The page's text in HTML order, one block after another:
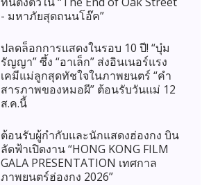
- มหาภัยสุดถนนโอ๊ค”
ปลดล็อกการแสดงในรอบ 10 ปี! “บุ๋ม
รัญญา” ซึ้ง “อาเล็ก” ส่งอินเนอร์แรง
เคมีแม่ลูกสุดทัชใจในภาพยนตร์ “คำ
สารภาพของหมอผี” ต้อนรับวันแม่ 12
ส.ค.นี้
ต้อนรับผู้กำกับและนักแสดงฮ่องกง บิน
ลัดฟ้าเปิดงาน “HONG KONG FILM
GALA PRESENTATION เทศกาล
ภาพยนตร์ฮ่องกง 2026”